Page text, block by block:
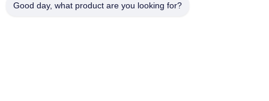
Ξενάγηση Στο Εργοστάσιο
Good day, what product are you looking for?